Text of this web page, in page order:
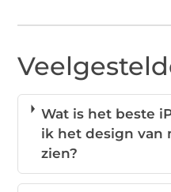
Wat is het beste
ik het design van
zien?